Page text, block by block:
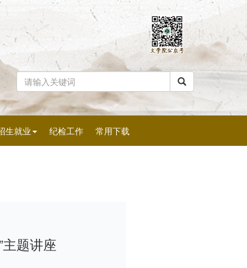
生就业 纪检工作 常用下载
题讲座